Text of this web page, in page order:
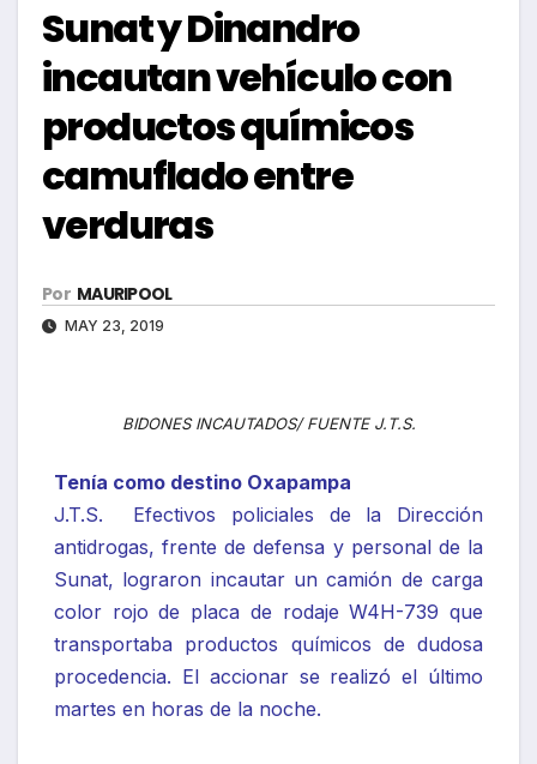
Sunat y Dinandro
incautan vehículo con
productos químicos
camuflado entre
verduras
Por MAURIPOOL
MAY 23, 2019
BIDONES INCAUTADOS/ FUENTE J.T.S.
Tenía como destino Oxapampa
J.T.S. Efectivos policiales de la Dirección
antidrogas, frente de defensa y personal de la
Sunat, lograron incautar un camión de carga
color rojo de placa de rodaje W4H-739 que
transportaba productos químicos de dudosa
procedencia. El accionar se realizó el último
martes en horas de la noche.